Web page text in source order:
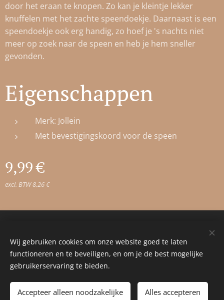
door het eraan te knopen. Zo kan je kleintje lekker
knuffelen met het zachte speendoekje. Daarnaast is een
speendoekje ook erg handig, zo hoef je 's nachts niet
meer op zoek naar de speen en heb je hem sneller
gevonden.
Eigenschappen
Merk: Jollein
Met bevestigingskoord voor de speen
9,99€
excl. BTW 8,26 €
Toevoegen aan de winkelwagen
Cookies
Wij gebruiken cookies om onze website goed te laten
functioneren en te beveiligen, en om je de best mogelijke
gebruikerservaring te bieden.
Accepteer alleen noodzakelijke Alles accepteren